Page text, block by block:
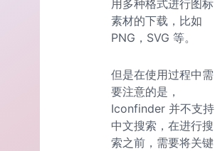
用多种格式进行图标
素材的下载，比如
PNG，SVG 等。
但是在使用过程中需
要注意的是，
Iconfinder 并不支持
中文搜索，在进行搜
索之前，需要将关键